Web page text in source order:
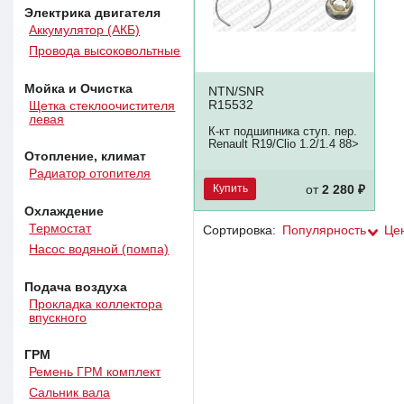
Электрика двигателя
Аккумулятор (АКБ)
Провода высоковольтные
Мойка и Очистка
Щетка стеклоочистителя
левая
Отопление, климат
Радиатор отопителя
Охлаждение
Термостат
Насос водяной (помпа)
Подача воздуха
Прокладка коллектора
впускного
ГРМ
Ремень ГРМ комплект
Сальник вала
NTN/SNR
R15532
К-кт подшипника ступ. пер.
Renault R19/Clio 1.2/1.4 88>
Купить от2 280 ₽
Сортировка: Популярность